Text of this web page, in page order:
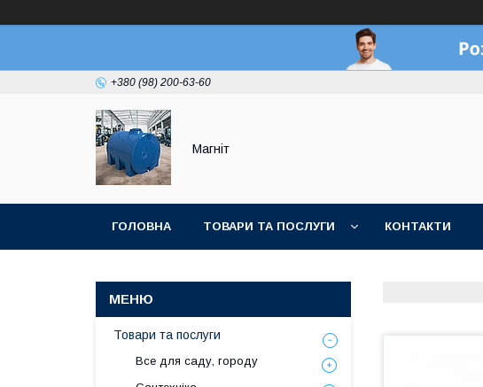
+380 (98) 200-63-60
Магніт
ГОЛОВНА ТОВАРИ ТА ПОСЛУГИ КОНТАКТИ
Товари та послуги
Все для саду, городу